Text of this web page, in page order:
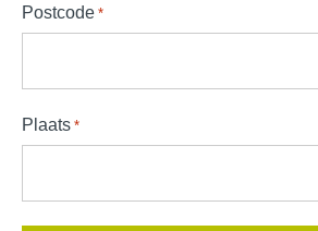
Postcode *
Plaats *